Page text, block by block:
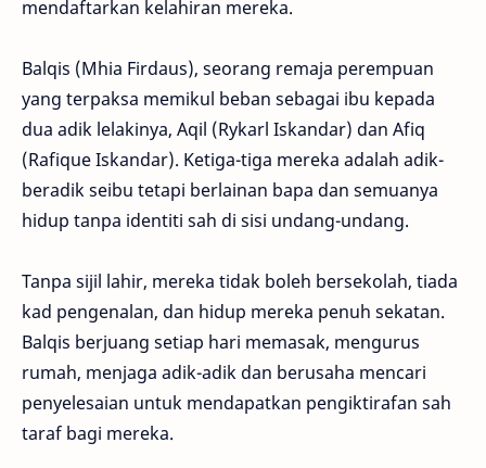
mendaftarkan kelahiran mereka.
Balqis (Mhia Firdaus), seorang remaja perempuan
yang terpaksa memikul beban sebagai ibu kepada
dua adik lelakinya, Aqil (Rykarl Iskandar) dan Afiq
(Rafique Iskandar). Ketiga-tiga mereka adalah adik-
beradik seibu tetapi berlainan bapa dan semuanya
hidup tanpa identiti sah di sisi undang-undang.
Tanpa sijil lahir, mereka tidak boleh bersekolah, tiada
kad pengenalan, dan hidup mereka penuh sekatan.
Balqis berjuang setiap hari memasak, mengurus
rumah, menjaga adik-adik dan berusaha mencari
penyelesaian untuk mendapatkan pengiktirafan sah
taraf bagi mereka.